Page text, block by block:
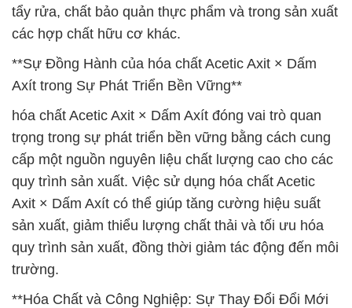
tẩy rửa, chất bảo quản thực phẩm và trong sản xuất
các hợp chất hữu cơ khác.
**Sự Đồng Hành của hóa chất Acetic Axit × Dấm
Axít trong Sự Phát Triển Bền Vững**
hóa chất Acetic Axit × Dấm Axít đóng vai trò quan
trọng trong sự phát triển bền vững bằng cách cung
cấp một nguồn nguyên liệu chất lượng cao cho các
quy trình sản xuất. Việc sử dụng hóa chất Acetic
Axit × Dấm Axít có thể giúp tăng cường hiệu suất
sản xuất, giảm thiểu lượng chất thải và tối ưu hóa
quy trình sản xuất, đồng thời giảm tác động đến môi
trường.
**Hóa Chất và Công Nghiệp: Sự Thay Đổi Đổi Mới